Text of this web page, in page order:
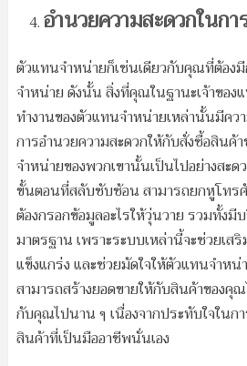
อำนวยความสะดวกในก
ตัวแทนจำหน่ายก็เช่นเดียวกับคุณที่ต้อง
จำหน่าย ดังนั้น สิ่งที่คุณในฐานะเจ้าของ
ทำงานของตัวแทนจำหน่ายเหล่านั้นมีค
การอำนวยความสะดวกให้กับสั่งซื้อสินค้
จำหน่ายของพวกเขานั้นเป็นไปอย่างสะด
ขั้นตอนที่สลับซับซ้อน สามารถยกหูโทรศั
ต้องกรอกข้อมูลอะไรให้วุ่นวาย รวมทั้งมี
มาตรฐาน เพราะระบบเหล่านี้จะช่วยเ
แข็งแกร่ง และช่วยมัดใจให้ตัวแทนจำห
สามารถสร้างยอดขายให้กับสินค้าของ
กับคุณไปนาน ๆ เนื่องจากประทับใจในก
สินค้าที่เป็นมืออาชีพนั่นเอง